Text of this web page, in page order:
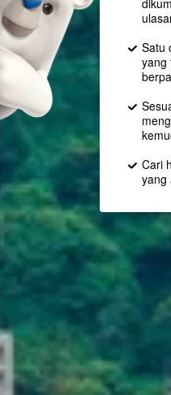
Satu
yang
Cari
yang